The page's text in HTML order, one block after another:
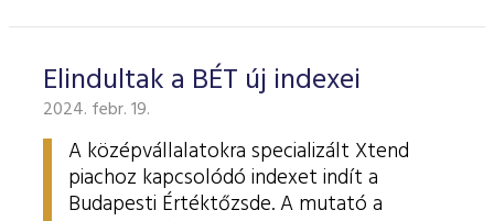
Elindultak a BÉT új indexei
2024. febr. 19.
A középvállalatokra specializált Xtend
piachoz kapcsolódó indexet indít a
Budapesti Értéktőzsde. A mutató a